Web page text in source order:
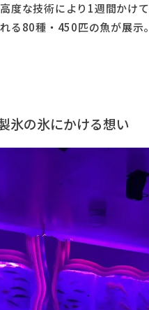
度な技術により1週間かけ
る80種・450匹の魚が展示。
氷の氷にかける想い